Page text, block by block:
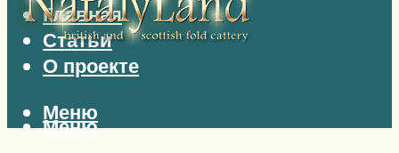
Главная
Статьи
О проекте
Меню
Меню